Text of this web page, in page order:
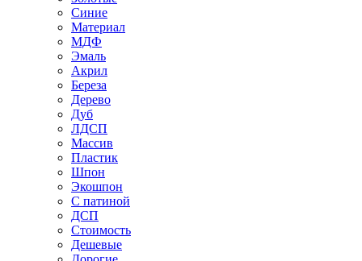
Синие
Материал
МДФ
Эмаль
Акрил
Береза
Дерево
Дуб
ЛДСП
Массив
Пластик
Шпон
Экошпон
С патиной
ДСП
Стоимость
Дешевые